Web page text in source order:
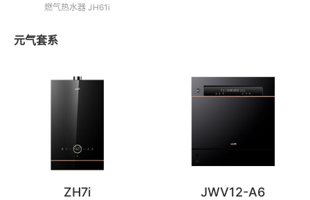
燃气热水器 JH61i
元气套系
ZH7i JWV12-A6